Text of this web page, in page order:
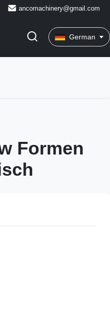
ancomachinery@gmail.com
German
Formen